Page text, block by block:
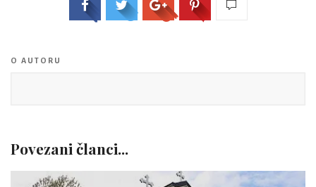
O AUTORU
Povezani članci...